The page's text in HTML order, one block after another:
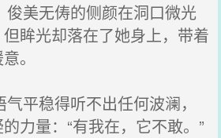
美无俦的侧颜在洞口微光
眸光却落在了她身上，带着
。
平稳得听不出任何波澜，
力量：“有我在，它不敢。”